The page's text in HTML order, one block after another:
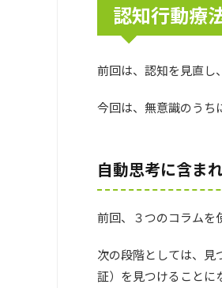
認知行動療
前回は、認知を見直し
今回は、無意識のうち
自動思考に含ま
前回、３つのコラムを
次の段階としては、見
証）を見つけることに